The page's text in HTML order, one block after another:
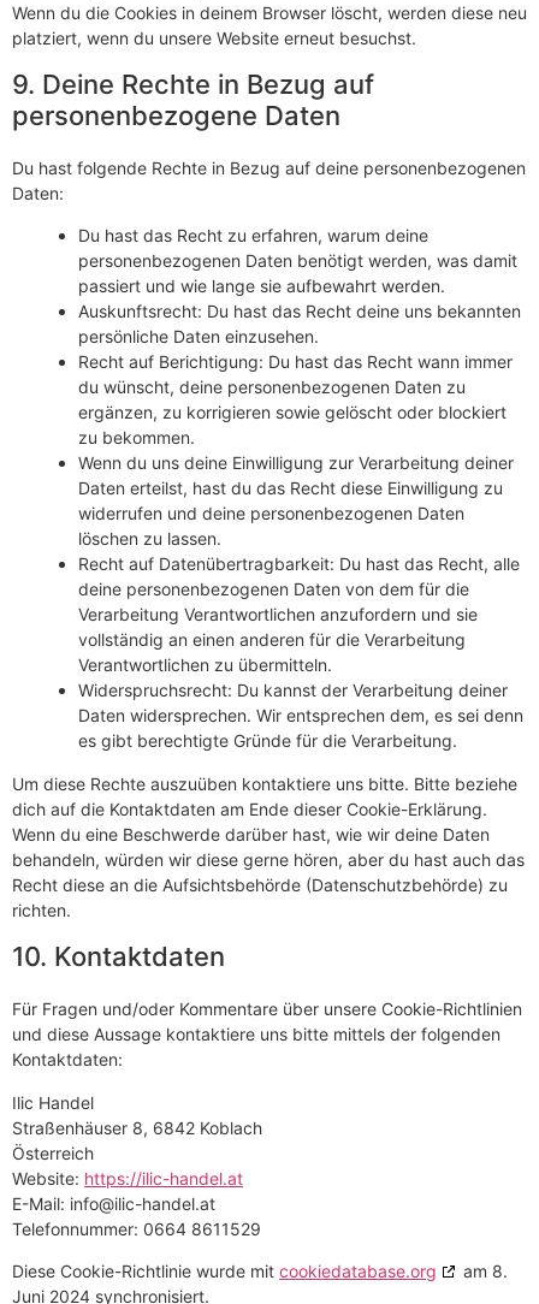
Wenn du die Cookies in deinem Browser löscht, werden diese neu
platziert, wenn du unsere Website erneut besuchst.
9. Deine Rechte in Bezug auf
personenbezogene Daten
Du hast folgende Rechte in Bezug auf deine personenbezogenen
Daten:
Du hast das Recht zu erfahren, warum deine
personenbezogenen Daten benötigt werden, was damit
passiert und wie lange sie aufbewahrt werden.
Auskunftsrecht: Du hast das Recht deine uns bekannten
persönliche Daten einzusehen.
Recht auf Berichtigung: Du hast das Recht wann immer
du wünscht, deine personenbezogenen Daten zu
ergänzen, zu korrigieren sowie gelöscht oder blockiert
zu bekommen.
Wenn du uns deine Einwilligung zur Verarbeitung deiner
Daten erteilst, hast du das Recht diese Einwilligung zu
widerrufen und deine personenbezogenen Daten
löschen zu lassen.
Recht auf Datenübertragbarkeit: Du hast das Recht, alle
deine personenbezogenen Daten von dem für die
Verarbeitung Verantwortlichen anzufordern und sie
vollständig an einen anderen für die Verarbeitung
Verantwortlichen zu übermitteln.
Widerspruchsrecht: Du kannst der Verarbeitung deiner
Daten widersprechen. Wir entsprechen dem, es sei denn
es gibt berechtigte Gründe für die Verarbeitung.
Um diese Rechte auszuüben kontaktiere uns bitte. Bitte beziehe
dich auf die Kontaktdaten am Ende dieser Cookie-Erklärung.
Wenn du eine Beschwerde darüber hast, wie wir deine Daten
behandeln, würden wir diese gerne hören, aber du hast auch das
Recht diese an die Aufsichtsbehörde (Datenschutzbehörde) zu
richten.
10. Kontaktdaten
Für Fragen und/oder Kommentare über unsere Cookie-Richtlinien
und diese Aussage kontaktiere uns bitte mittels der folgenden
Kontaktdaten:
Ilic Handel
Straßenhäuser 8, 6842 Koblach
Österreich
Website: https://ilic-handel.at
E-Mail: info@ilic-handel.at
Telefonnummer: 0664 8611529
Diese Cookie-Richtlinie wurde mit cookiedatabase.org
am 8.
Juni 2024 synchronisiert.